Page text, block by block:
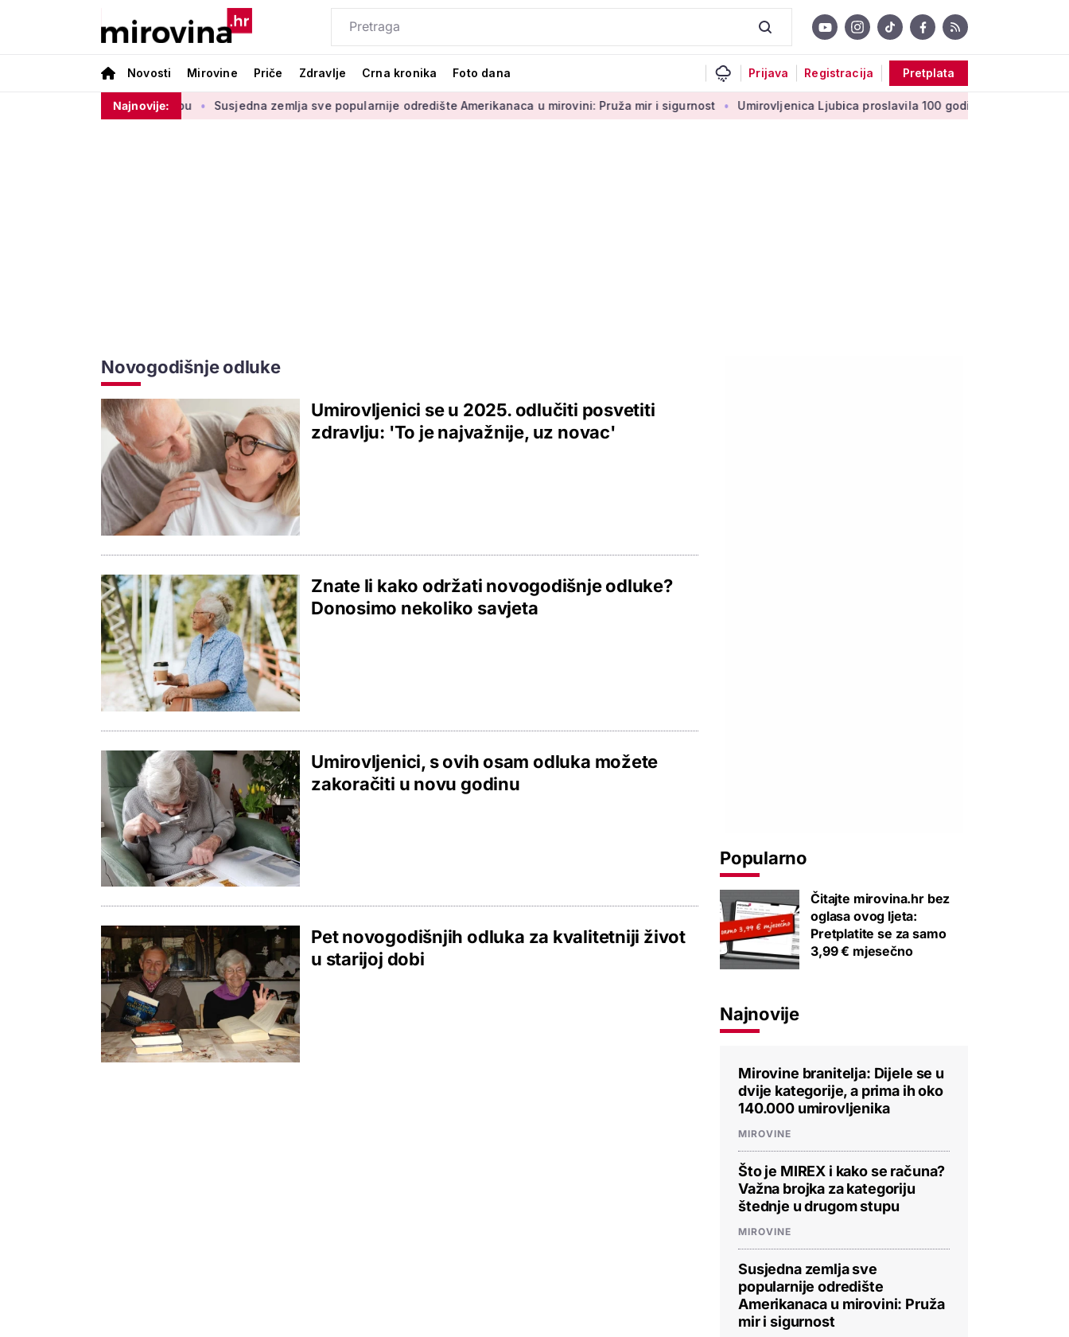
Novosti Mirovine Priče Zdravlje Crna kronika Foto dana Prijava Registracija Pretplata
Najnovije:
u drugom stupu Susjedna zemlja sve popularnije odredište Amerikanaca u mirovini: Pruža mir i sigurnost Umirovljenica Ljubica proslavila 100 godina: 'Stoljeće uspomena,
Novogodišnje odluke
Umirovljenici se u 2025. odlučiti posvetiti
zdravlju: 'To je najvažnije, uz novac'
Znate li kako održati novogodišnje odluke?
Donosimo nekoliko savjeta
Umirovljenici, s ovih osam odluka možete
zakoračiti u novu godinu
Pet novogodišnjih odluka za kvalitetniji život
u starijoj dobi
Popularno
Čitajte mirovina.hr bez
oglasa ovog ljeta:
Pretplatite se za samo
3,99 € mjesečno
Najnovije
Mirovine branitelja: Dijele se u
dvije kategorije, a prima ih oko
140.000 umirovljenika
MIROVINE
Što je MIREX i kako se računa?
Važna brojka za kategoriju
štednje u drugom stupu
MIROVINE
Susjedna zemlja sve
popularnije odredište
Amerikanaca u mirovini: Pruža
mir i sigurnost